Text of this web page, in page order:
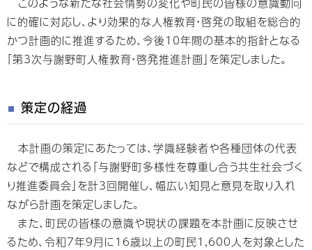
に的確に対応し、より効果的な人権教育・啓発の取組を総合的
かつ計画的に推進するため、今後10年間の基本的指針となる
「第3次与謝野町人権教育・啓発推進計画」を策定しました。
策定の経過
本計画の策定にあたっては、学識経験者や各種団体の代表
などで構成される「与謝野町多様性を尊重し合う共生社会づく
り推進委員会」を計3回開催し、幅広い知見と意見を取り入れ
ながら計画を策定しました。
また、町民の皆様の意識や現状の課題を本計画に反映させ
るため、令和7年9月に16歳以上の町民1,600人を対象とした